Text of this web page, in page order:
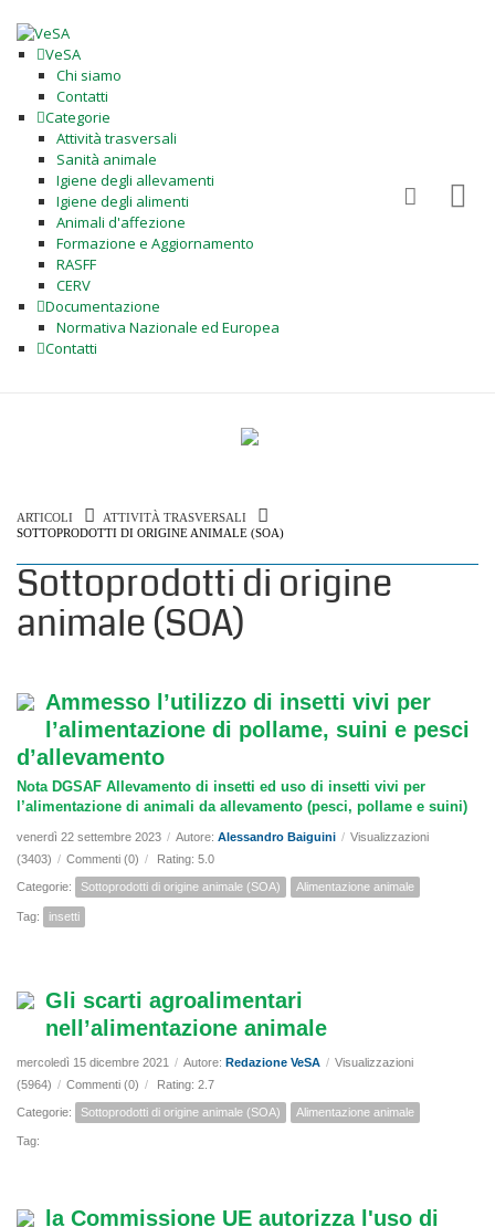
VeSA
Chi siamo
Contatti
Categorie
Attività trasversali
Sanità animale
Igiene degli allevamenti
Igiene degli alimenti
Animali d'affezione
Formazione e Aggiornamento
RASFF
CERV
Documentazione
Normativa Nazionale ed Europea
Contatti
ARTICOLI
ATTIVITÀ TRASVERSALI
SOTTOPRODOTTI DI ORIGINE ANIMALE (SOA)
Sottoprodotti di origine
animale (SOA)
Ammesso l’utilizzo di insetti vivi per
l’alimentazione di pollame, suini e pesci
d’allevamento
Nota DGSAF Allevamento di insetti ed uso di insetti vivi per
l’alimentazione di animali da allevamento (pesci, pollame e suini)
venerdì 22 settembre 2023 / Autore: Alessandro Baiguini / Visualizzazioni
(3403) / Commenti (0) / Rating: 5.0
Categorie: Sottoprodotti di origine animale (SOA) Alimentazione animale
Tag: insetti
Gli scarti agroalimentari
nell’alimentazione animale
mercoledì 15 dicembre 2021 / Autore: Redazione VeSA / Visualizzazioni
(5964) / Commenti (0) / Rating: 2.7
Categorie: Sottoprodotti di origine animale (SOA) Alimentazione animale
Tag:
la Commissione UE autorizza l'uso di